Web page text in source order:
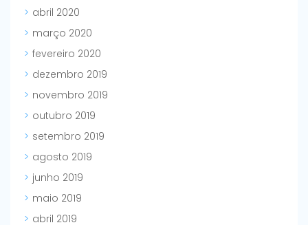
abril 2020
março 2020
fevereiro 2020
dezembro 2019
novembro 2019
outubro 2019
setembro 2019
agosto 2019
junho 2019
maio 2019
abril 2019